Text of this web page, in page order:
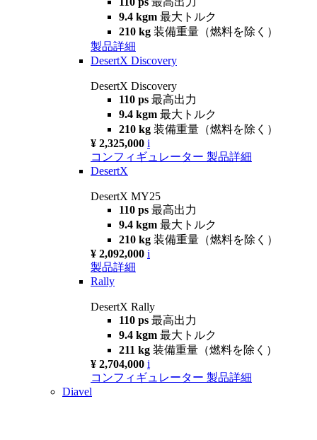
9.4 kgm 最大トルク
210 kg 装備重量（燃料を除く）
製品詳細
DesertX Discovery
DesertX Discovery
110 ps 最高出力
9.4 kgm 最大トルク
210 kg 装備重量（燃料を除く）
¥ 2,325,000 i
コンフィギュレーター 製品詳細
DesertX
DesertX MY25
110 ps 最高出力
9.4 kgm 最大トルク
210 kg 装備重量（燃料を除く）
¥ 2,092,000 i
製品詳細
Rally
DesertX Rally
110 ps 最高出力
9.4 kgm 最大トルク
211 kg 装備重量（燃料を除く）
¥ 2,704,000 i
コンフィギュレーター 製品詳細
Diavel